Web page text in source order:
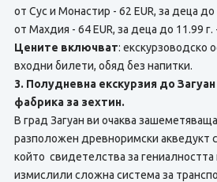
от Сус и Монастир - 62 EUR, за деца до
от Махдия - 64 EUR, за деца до 11.99 г.
Цените включват: екскурзоводско
входни билети, обяд без напитки.
3. Полудневна екскурзия до
фабрика за зехтин.
В град Загуан ви очаква
разположен древноримски акведукт
който свидетелства за гениалността
измислили сложна система за